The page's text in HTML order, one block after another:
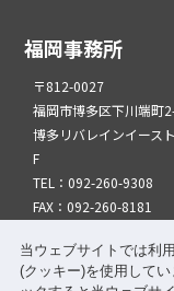
当ウェブサイトでは利
(クッキー)を使用して
福岡事務所
〒812-0027
福岡市博多区下川端町
博多リバレインイース
F
TEL：092-260-9308
FAX：092-260-8181